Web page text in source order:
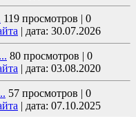
119 просмотров | 0
| дата: 30.07.2026
80 просмотров | 0
| дата: 03.08.2020
57 просмотров | 0
| дата: 07.10.2025